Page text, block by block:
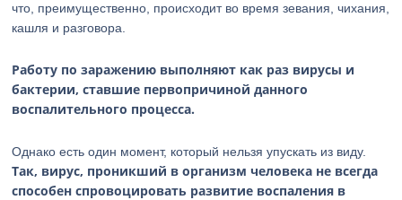
что, преимущественно, происходит во время зевания, чихания,
кашля и разговора.
Работу по заражению выполняют как раз вирусы и
бактерии, ставшие первопричиной данного
воспалительного процесса.
Однако есть один момент, который нельзя упускать из виду.
Так, вирус, проникший в организм человека не всегда
способен спровоцировать развитие воспаления в